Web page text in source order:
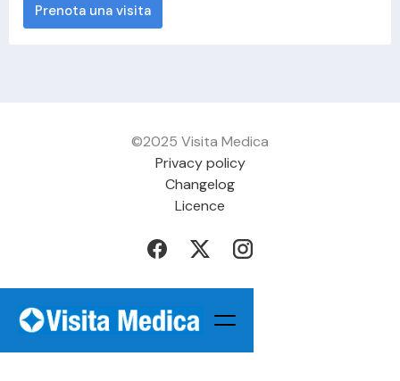
Prenota una visita
©2025 Visita Medica
Privacy policy
Changelog
Licence